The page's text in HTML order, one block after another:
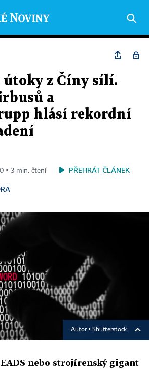
útoky z Číny sílí.
a
hlásí rekordní
▪ 3 min. čtení PŘEHRÁT ČLÁNEK
Autor ▪ Shutterstock
nebo strojírenský gigant